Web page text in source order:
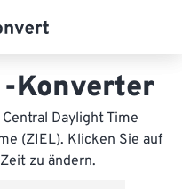
-Konverter
Daylight Time
(ZIEL). Klicken Sie auf
zu ändern.